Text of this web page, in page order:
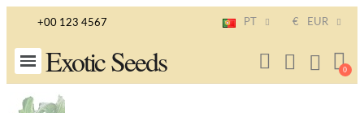
+00 123 4567 PT € EUR
Exotic Seeds